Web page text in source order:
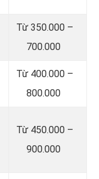
Từ 350.000 –
700.000
Từ 400.000 –
800.000
Từ 450.000 –
900.000